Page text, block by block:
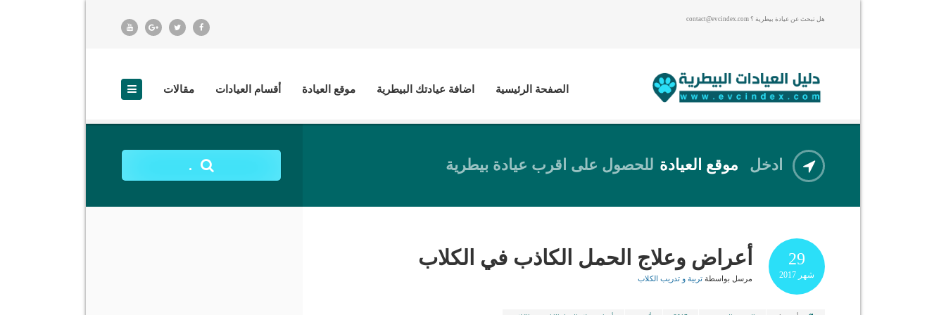
هل تبحث عن عيادة بيطرية ؟ contact@evcindex.com
الصفحة الرئيسية اضافة عيادتك البيطرية موقع العيادة أقسام العيادات مقالات
ادخل موقع العيادة للحصول على اقرب عيادة بيطرية .
29
شهر 2017
أعراض وعلاج الحمل الكاذب في الكلاب
مرسل بواسطة تربية و تدريب الكلاب